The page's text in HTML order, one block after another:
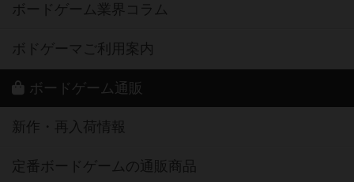
ボードゲーム業界コラム
ボドゲーマご利用案内
ボードゲーム通販
新作・再入荷情報
定番ボードゲームの通販商品